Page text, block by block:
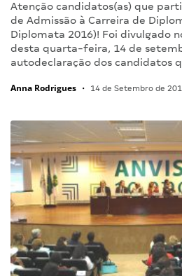
Atenção candidatos(as) que
de Admissão à Carreira de
Diplomata 2016)! Foi divulgado
desta quarta-feira, 14 de
autodeclaração dos candidatos
Anna Rodrigues • 14 de Setembro de